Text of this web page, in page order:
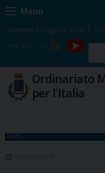
Skip
to
content
Menu
domenica 09 agosto 2026
RSS
YouTube
Ordinariato
per l'Italia
NEWS
14 LUGLIO 2014